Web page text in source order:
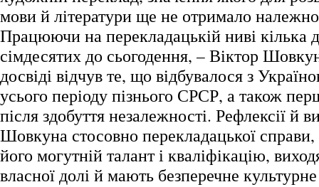
мови й літератури ще не отримало
Працюючи на перекладацькій ниві кілька
сімдесятих до сьогодення, – Віктор
досвіді відчув те, що відбувалося з
усього періоду пізнього СРСР, а також
після здобуття незалежності. Рефлексії й
Шовкуна стосовно перекладацької
його могутній талант і кваліфікацію,
власної долі й мають безперечне